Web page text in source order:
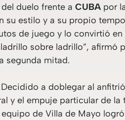
duelo frente a CUBA por
estilo y a su propio
de juego y lo convirtió
sobre ladrillo”, afirmó
segunda mitad.
a doblegar al
y el empuje particular de la
equipo de Villa de Mayo